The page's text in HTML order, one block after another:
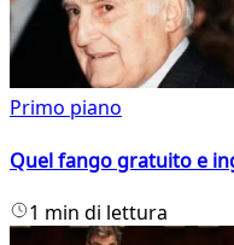
Primo piano
Quel fango gratuito e
1 min di lettura